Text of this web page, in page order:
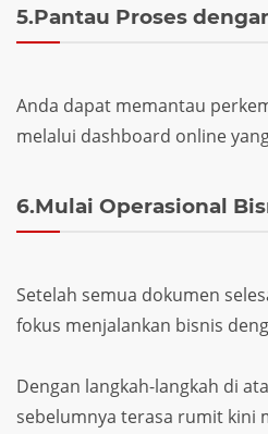
5.Pantau Proses
Anda dapat memantau
melalui dashboard online
6.Mulai Operasional
Setelah semua dokumen
fokus menjalankan bisnis
Dengan langkah-langkah di
sebelumnya terasa rumit kini